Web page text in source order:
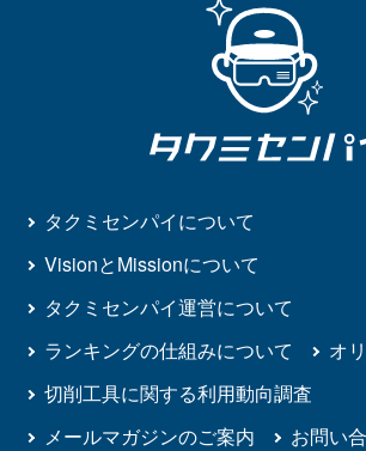
タクミセンパイについて
VisionとMissionについて
タクミセンパイ運営について
ランキングの仕組みについて
オ
切削工具に関する利用動向調査
メールマガジンのご案内
お問い